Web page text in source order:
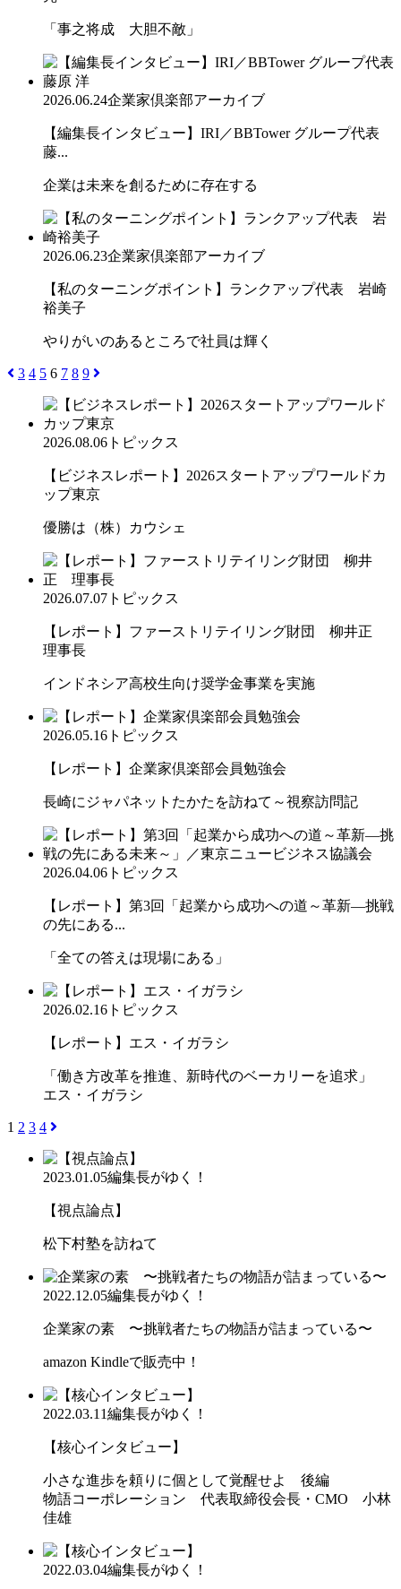
「事之将成 大胆不敵」
2026.06.24企業家倶楽部アーカイブ
【編集長インタビュー】IRI／BBTower グループ代表
藤...
企業は未来を創るために存在する
2026.06.23企業家倶楽部アーカイブ
【私のターニングポイント】ランクアップ代表 岩崎
裕美子
やりがいのあるところで社員は輝く
3 4 5 6 7 8 9
2026.08.06 トピックス
【ビジネスレポート】2026スタートアップワールドカ
ップ東京
優勝は（株）カウシェ
2026.07.07 トピックス
【レポート】ファーストリテイリング財団 柳井正
理事長
インドネシア高校生向け奨学金事業を実施
2026.05.16 トピックス
【レポート】企業家倶楽部会員勉強会
長崎にジャパネットたかたを訪ねて～視察訪問記
2026.04.06 トピックス
【レポート】第3回「起業から成功への道～革新―挑戦
の先にある...
「全ての答えは現場にある」
2026.02.16 トピックス
【レポート】エス・イガラシ
「働き方改革を推進、新時代のベーカリーを追求」
エス・イガラシ
1 2 3 4
2023.01.05編集長がゆく！
【視点論点】
松下村塾を訪ねて
2022.12.05編集長がゆく！
企業家の素 〜挑戦者たちの物語が詰まっている〜
amazon Kindleで販売中！
2022.03.11編集長がゆく！
【核心インタビュー】
小さな進歩を頼りに個として覚醒せよ 後編
物語コーポレーション 代表取締役会長・CMO 小林
佳雄
2022.03.04編集長がゆく！